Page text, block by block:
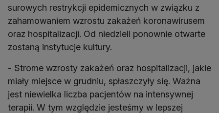
surowych restrykcji epidemicznych w związku z
zahamowaniem wzrostu zakażeń koronawirusem
oraz hospitalizacji. Od niedzieli ponownie otwarte
zostaną instytucje kultury.
- Strome wzrosty zakażeń oraz hospitalizacji, jakie
miały miejsce w grudniu, spłaszczyły się. Ważna
jest niewielka liczba pacjentów na intensywnej
terapii. W tym względzie jesteśmy w lepszej